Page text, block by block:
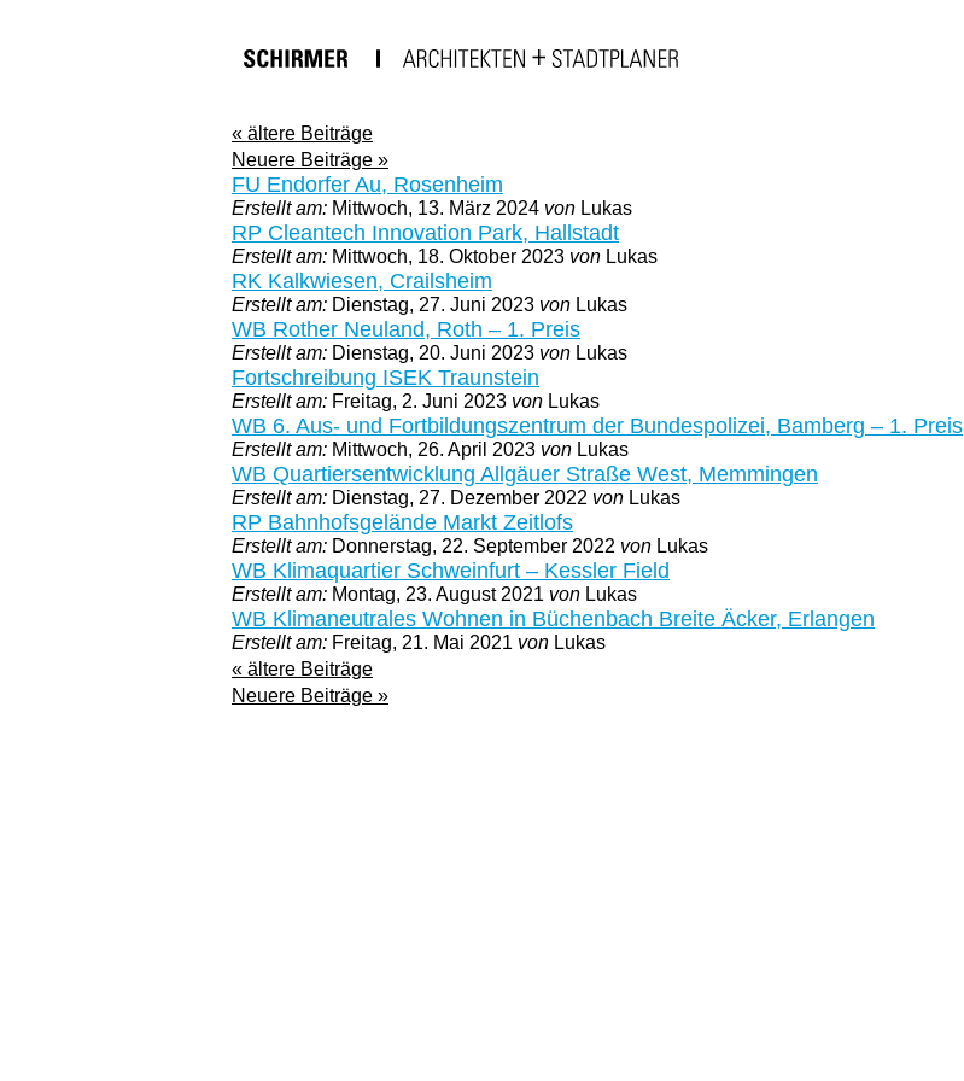
« ältere Beiträge
Neuere Beiträge »
FU Endorfer Au, Rosenheim
Erstellt am: Mittwoch, 13. März 2024 von Lukas
RP Cleantech Innovation Park, Hallstadt
Erstellt am: Mittwoch, 18. Oktober 2023 von Lukas
RK Kalkwiesen, Crailsheim
Erstellt am: Dienstag, 27. Juni 2023 von Lukas
WB Rother Neuland, Roth – 1. Preis
Erstellt am: Dienstag, 20. Juni 2023 von Lukas
Fortschreibung ISEK Traunstein
Erstellt am: Freitag, 2. Juni 2023 von Lukas
WB 6. Aus- und Fortbildungszentrum der Bundespolizei, Bamberg – 1. Preis
Erstellt am: Mittwoch, 26. April 2023 von Lukas
WB Quartiersentwicklung Allgäuer Straße West, Memmingen
Erstellt am: Dienstag, 27. Dezember 2022 von Lukas
RP Bahnhofsgelände Markt Zeitlofs
Erstellt am: Donnerstag, 22. September 2022 von Lukas
WB Klimaquartier Schweinfurt – Kessler Field
Erstellt am: Montag, 23. August 2021 von Lukas
WB Klimaneutrales Wohnen in Büchenbach Breite Äcker, Erlangen
Erstellt am: Freitag, 21. Mai 2021 von Lukas
« ältere Beiträge
Neuere Beiträge »